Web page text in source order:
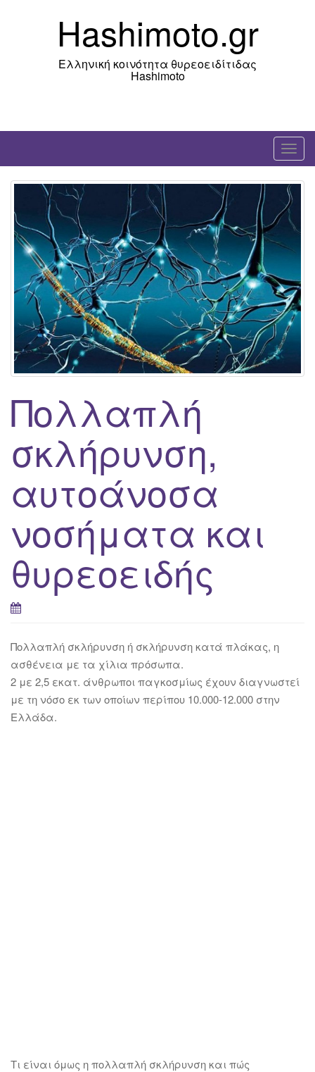
Hashimoto.gr
Ελληνική κοινότητα θυρεοειδίτιδας
Hashimoto
T
o
g
g
l
n
v
i
g
i
Πολλαπλή
σκλήρυνση,
αυτοάνοσα
νοσήματα και
θυρεοειδής
Πολλαπλή σκλήρυνση ή σκλήρυνση κατά πλάκας, η
ασθένεια με τα χίλια πρόσωπα.
2 με 2,5 εκατ. άνθρωποι παγκοσμίως έχουν διαγνωστεί
με τη νόσο εκ των οποίων περίπου 10.000-12.000 στην
Ελλάδα.
Τι είναι όμως η πολλαπλή σκλήρυνση και πώς